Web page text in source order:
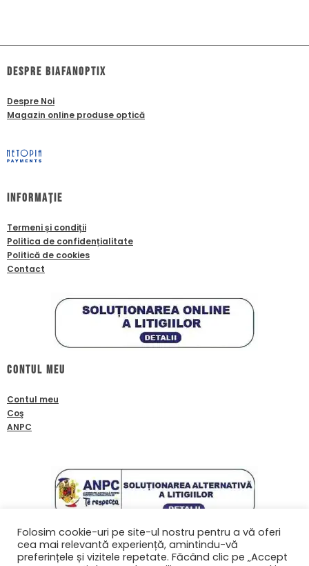
dESPRE biafanoptix
Despre Noi
Magazin online produse optică
Informație
Termeni și condiții
Politica de confidențialitate
Politică de cookies
Contact
Contul meu
Contul meu
Coş
ANPC
Contact
Folosim cookie-uri pe site-ul nostru pentru a vă oferi
cea mai relevantă experiență, amintindu-vă
preferințele și vizitele repetate. Făcând clic pe „Accept